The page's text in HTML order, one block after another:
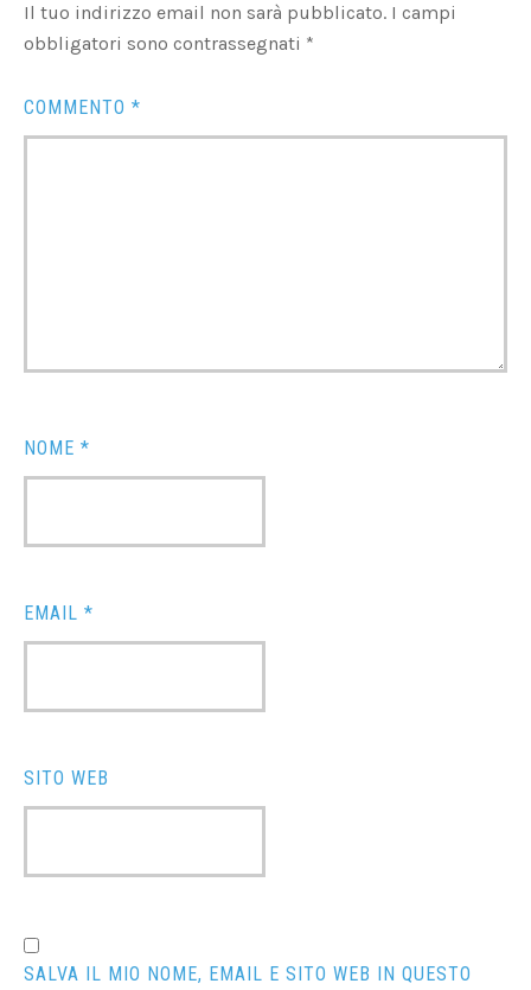
Il tuo indirizzo email non sarà pubblicato. I campi
obbligatori sono contrassegnati *
COMMENTO *
NOME *
EMAIL *
SITO WEB
SALVA IL MIO NOME, EMAIL E SITO WEB IN QUESTO